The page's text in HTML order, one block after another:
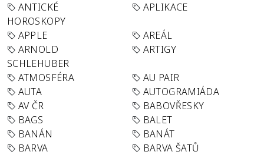
ANTICKÉ
HOROSKOPY
APLIKACE
APPLE
AREÁL
ARNOLD
SCHLEHUBER
ARTIGY
ATMOSFÉRA
AU PAIR
AUTA
AUTOGRAMIÁDA
AV ČR
BABOVŘESKY
BAGS
BALET
BANÁN
BANÁT
BARVA
BARVA ŠATŮ